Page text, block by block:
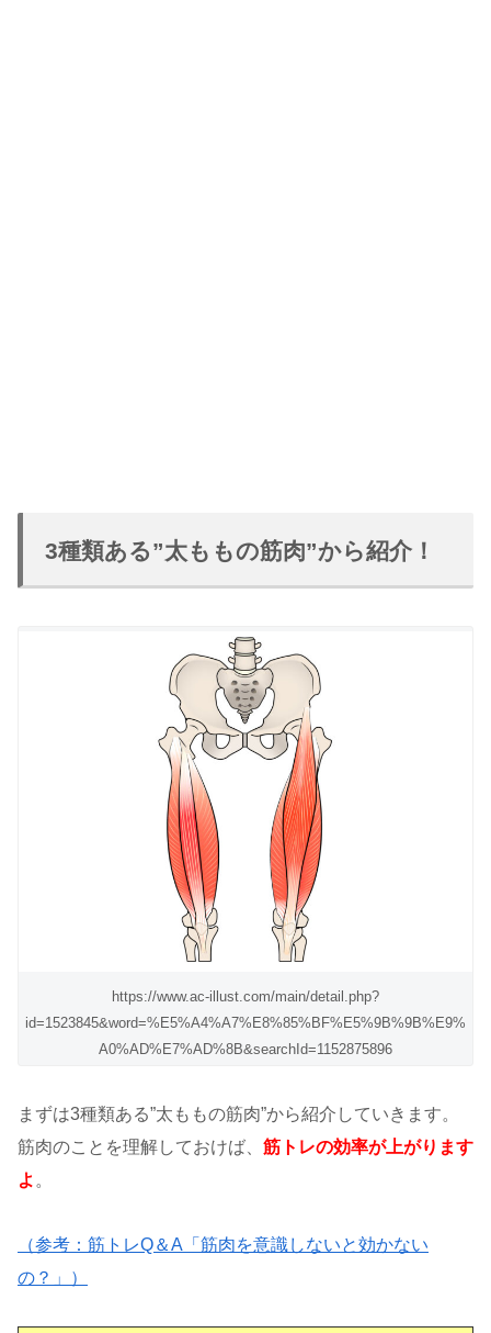
3種類ある”太ももの筋肉”から紹介！
https://www.ac-illust.com/main/detail.php?
id=1523845&word=%E5%A4%A7%E8%85%BF%E5%9B%9B%E9%
A0%AD%E7%AD%8B&searchId=1152875896
まずは3種類ある”太ももの筋肉”から紹介していきます。
筋肉のことを理解しておけば、 筋トレの効率が上がります
よ 。
（参考：筋トレQ＆A「筋肉を意識しないと効かない
の？」）